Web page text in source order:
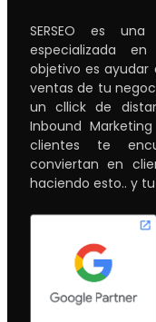
SERSEO es
especializada
objetivo es
ventas de tu
un cllick de
Inbound
clientes te
conviertan en
haciendo esto.. y